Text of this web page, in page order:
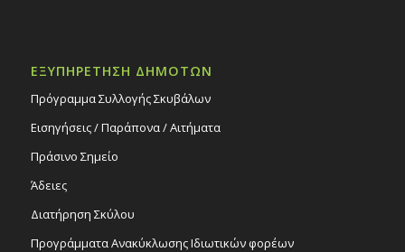
ΕΞΥΠΗΡΕΤΗΣΗ ΔΗΜΟΤΩΝ
Πρόγραμμα Συλλογής Σκυβάλων
Εισηγήσεις / Παράπονα / Αιτήματα
Πράσινο Σημείο
Άδειες
Διατήρηση Σκύλου
Προγράμματα Ανακύκλωσης Ιδιωτικών φορέων